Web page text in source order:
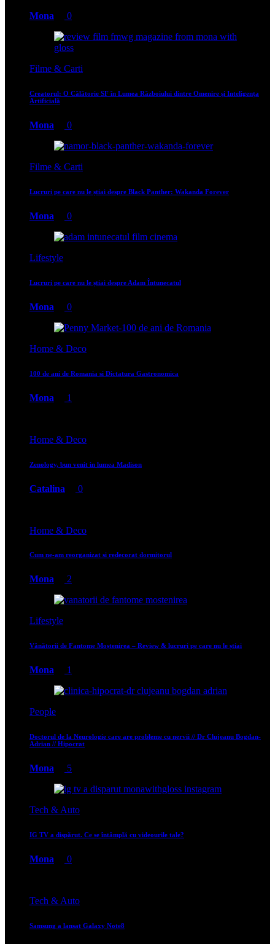
Mona 0
Filme & Carti
Creatorul: O Călătorie SF în Lumea Războiului dintre Omenire și Inteligența
Artificială
Mona 0
Filme & Carti
Lucruri pe care nu le știai despre Black Panther: Wakanda Forever
Mona 0
Lifestyle
Lucruri pe care nu le știai despre Adam Întunecatul
Mona 0
Home & Deco
100 de ani de Romania si Dictatura Gastronomica
Mona 1
Home & Deco
Zenology, bun venit in lumea Madison
Catalina 0
Home & Deco
Cum ne-am reorganizat si redecorat dormitorul
Mona 2
Lifestyle
Vânătorii de Fantome Moștenirea – Review & lucruri pe care nu le știai
Mona 1
People
Doctorul de la Neurologie care are probleme cu nervii // Dr Clujeanu Bogdan-
Adrian // Hipocrat
Mona 5
Tech & Auto
IG TV a dispărut. Ce se întâmplă cu videourile tale?
Mona 0
Tech & Auto
Samsung a lansat Galaxy Note8